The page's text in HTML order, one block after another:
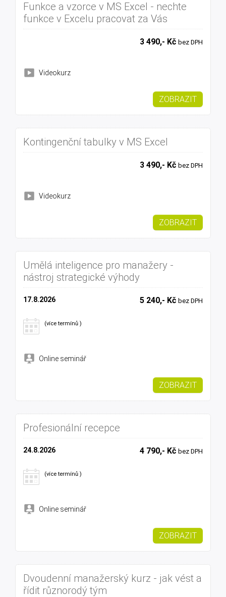
Funkce a vzorce v MS Excel - nechte
funkce v Excelu pracovat za Vás
3 490,- Kč bez DPH
Videokurz
ZOBRAZIT
Kontingenční tabulky v MS Excel
3 490,- Kč bez DPH
Videokurz
ZOBRAZIT
Umělá inteligence pro manažery -
nástroj strategické výhody
5 240,- Kč bez DPH
17.8.2026
(více termínů )
Online seminář
ZOBRAZIT
Profesionální recepce
4 790,- Kč bez DPH
24.8.2026
(více termínů )
Online seminář
ZOBRAZIT
Dvoudenní manažerský kurz - jak vést a
řídit různorodý tým